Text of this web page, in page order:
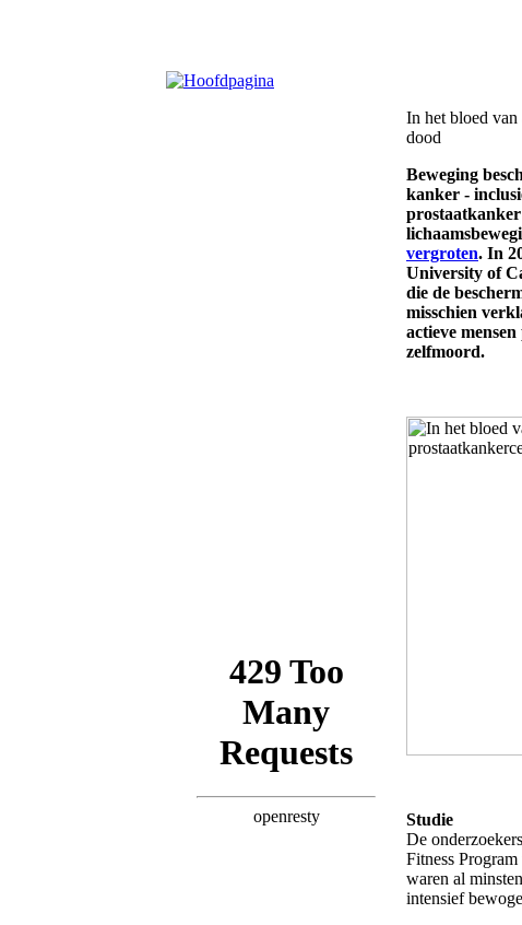
In het bloed van
dood
Beweging
kanker -
prostaatkanker
vergroten. In
University of
die de
misschien
actieve
zelfmoord.
Studie
De
Fitness
waren al
intensief